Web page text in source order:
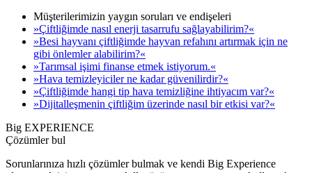
Müşterilerimizin yaygın soruları ve endişeleri
»Çiftliğimde nasıl enerji tasarrufu sağlayabilirim?«
»Besi hayvanı çiftliğimde hayvan refahını artırmak için ne
gibi önlemler alabilirim?«
»Tarımsal işimi finanse etmek istiyorum.«
»Hava temizleyiciler ne kadar güvenilirdir?«
»Çiftliğimde hangi tip hava temizliğine ihtiyacım var?«
»Dijitalleşmenin çiftliğim üzerinde nasıl bir etkisi var?«
Big EXPERIENCE
Çözümler bul
Sorunlarınıza hızlı çözümler bulmak ve kendi Big Experience